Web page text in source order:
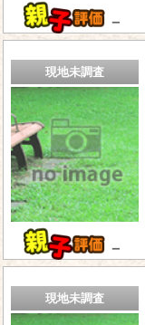
－
現地未調査
－
現地未調査